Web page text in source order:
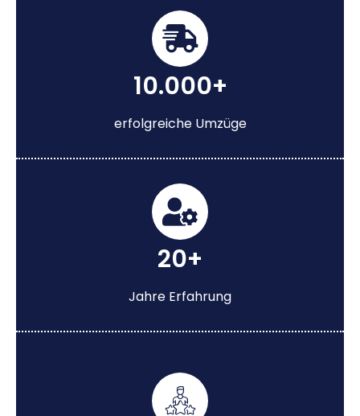
10.000+
erfolgreiche Umzüge
20+
Jahre Erfahrung